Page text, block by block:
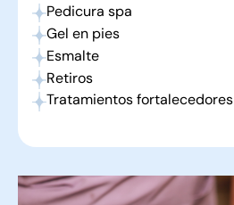
Pedicura spa
Gel en pies
Esmalte
Retiros
Tratamientos fortalecedores